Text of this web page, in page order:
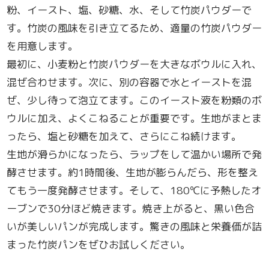
粉、イースト、塩、砂糖、水、そして竹炭パウダーで
す。竹炭の風味を引き立てるため、適量の竹炭パウダー
を用意します。
最初に、小麦粉と竹炭パウダーを大きなボウルに入れ、
混ぜ合わせます。次に、別の容器で水とイーストを混
ぜ、少し待って泡立てます。このイースト液を粉類のボ
ウルに加え、よくこねることが重要です。生地がまとま
ったら、塩と砂糖を加えて、さらにこね続けます。
生地が滑らかになったら、ラップをして温かい場所で発
酵させます。約1時間後、生地が膨らんだら、形を整え
てもう一度発酵させます。そして、180℃に予熱したオ
ーブンで30分ほど焼きます。焼き上がると、黒い色合
いが美しいパンが完成します。驚きの風味と栄養価が詰
まった竹炭パンをぜひお試しください。